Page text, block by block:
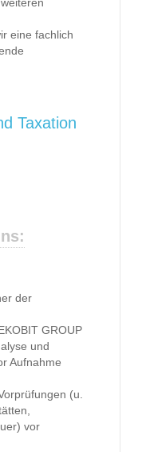
eine fachlich
Taxation
der
GROUP
und
Aufnahme
(u.
vor